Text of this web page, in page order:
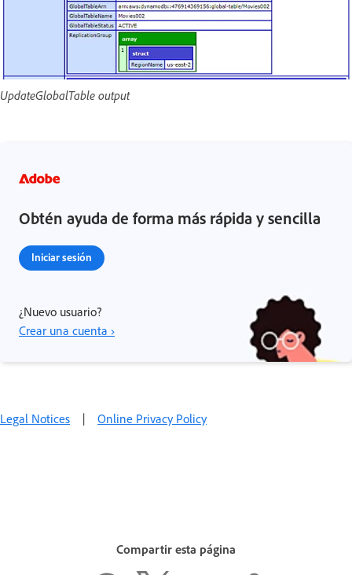
UpdateGlobalTable output
Obtén ayuda de forma más rápida y sencilla
Iniciar sesión
¿Nuevo usuario?
Crear una cuenta ›
Legal Notices | Online Privacy Policy
Compartir esta página